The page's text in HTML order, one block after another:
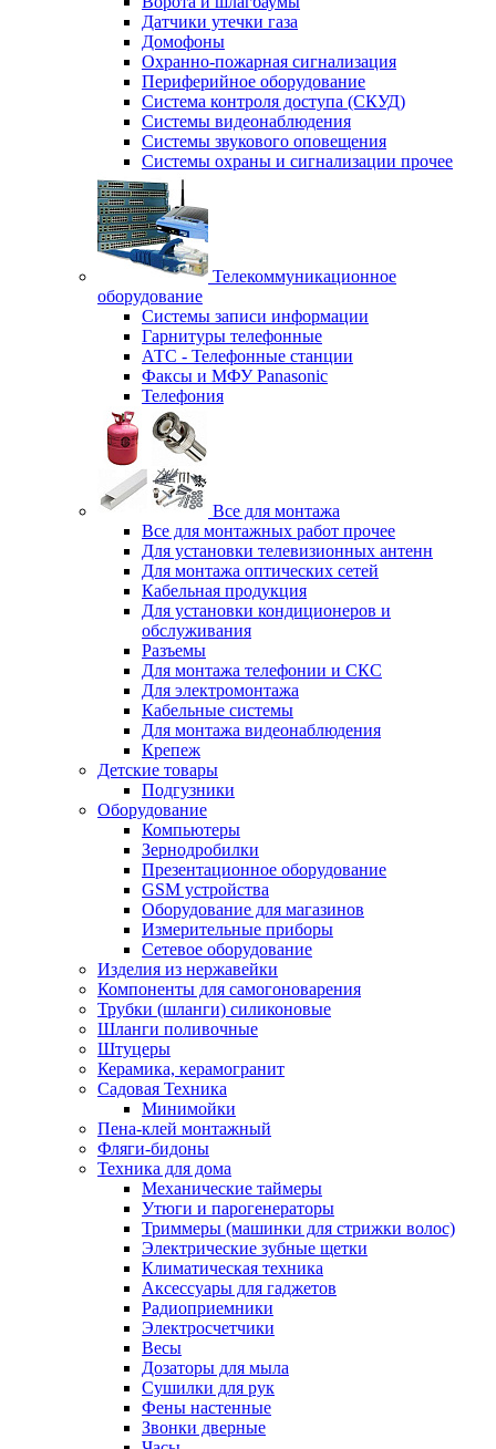
Датчики утечки газа
Домофоны
Охранно-пожарная сигнализация
Периферийное оборудование
Система контроля доступа (СКУД)
Системы видеонаблюдения
Системы звукового оповещения
Системы охраны и сигнализации прочее
Телекоммуникационное
оборудование
Системы записи информации
Гарнитуры телефонные
АТС - Телефонные станции
Факсы и МФУ Panasonic
Телефония
Все для монтажа
Все для монтажных работ прочее
Для установки телевизионных антенн
Для монтажа оптических сетей
Кабельная продукция
Для установки кондиционеров и
обслуживания
Разъемы
Для монтажа телефонии и СКС
Для электромонтажа
Кабельные системы
Для монтажа видеонаблюдения
Крепеж
Детские товары
Подгузники
Оборудование
Компьютеры
Зернодробилки
Презентационное оборудование
GSM устройства
Оборудование для магазинов
Измерительные приборы
Сетевое оборудование
Изделия из нержавейки
Компоненты для самогоноварения
Трубки (шланги) силиконовые
Шланги поливочные
Штуцеры
Керамика, керамогранит
Садовая Техника
Минимойки
Пена-клей монтажный
Фляги-бидоны
Техника для дома
Механические таймеры
Утюги и парогенераторы
Триммеры (машинки для стрижки волос)
Электрические зубные щетки
Климатическая техника
Аксессуары для гаджетов
Радиоприемники
Электросчетчики
Весы
Дозаторы для мыла
Сушилки для рук
Фены настенные
Звонки дверные